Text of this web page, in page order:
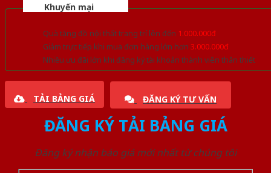
Khuyến mại
Quà tặng đồ nội thất trang trí lên đến 1.000.000đ
Giảm trực tiếp khi mua đơn hàng lớn hơn 3.000.000đ
Nhiều ưu đãi lớn khi đăng ký tài khoản thành viên thân thiết
TẢI BẢNG GIÁ ĐĂNG KÝ TƯ VẤN
ĐĂNG KÝ TẢI BẢNG GIÁ
Đăng ký nhận báo giá mới nhất từ chúng tôi